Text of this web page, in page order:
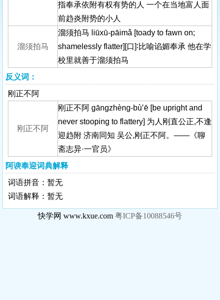
指奉承依附有权有势的人 一个在当地富人面
前趋炎附势的小人
溜须拍马
溜须拍马 liūxū-pāimǎ [toady to fawn on;
shamelessly flatter][口]∶比喻谄媚奉承 他在学
校里就善于溜须拍马
反义词：
刚正不阿
刚正不阿
刚正不阿 gāngzhèng-bù’ē [be upright and
never stooping to flattery] 为人刚直公正,不逢
迎趋附 济南同知 吴公,刚正不阿。——《聊
斋志异·一官员》
阿谀奉迎词典解释
词语拼音：暂无
词语解释：暂无
快学网 www.kxue.com 粤ICP备10088546号